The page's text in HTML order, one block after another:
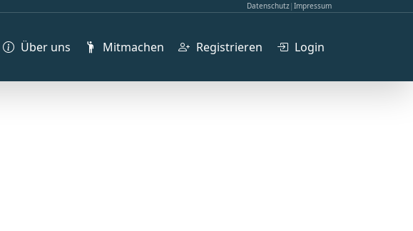
Datenschutz| Impressum
Über uns Mitmachen Registrieren Login